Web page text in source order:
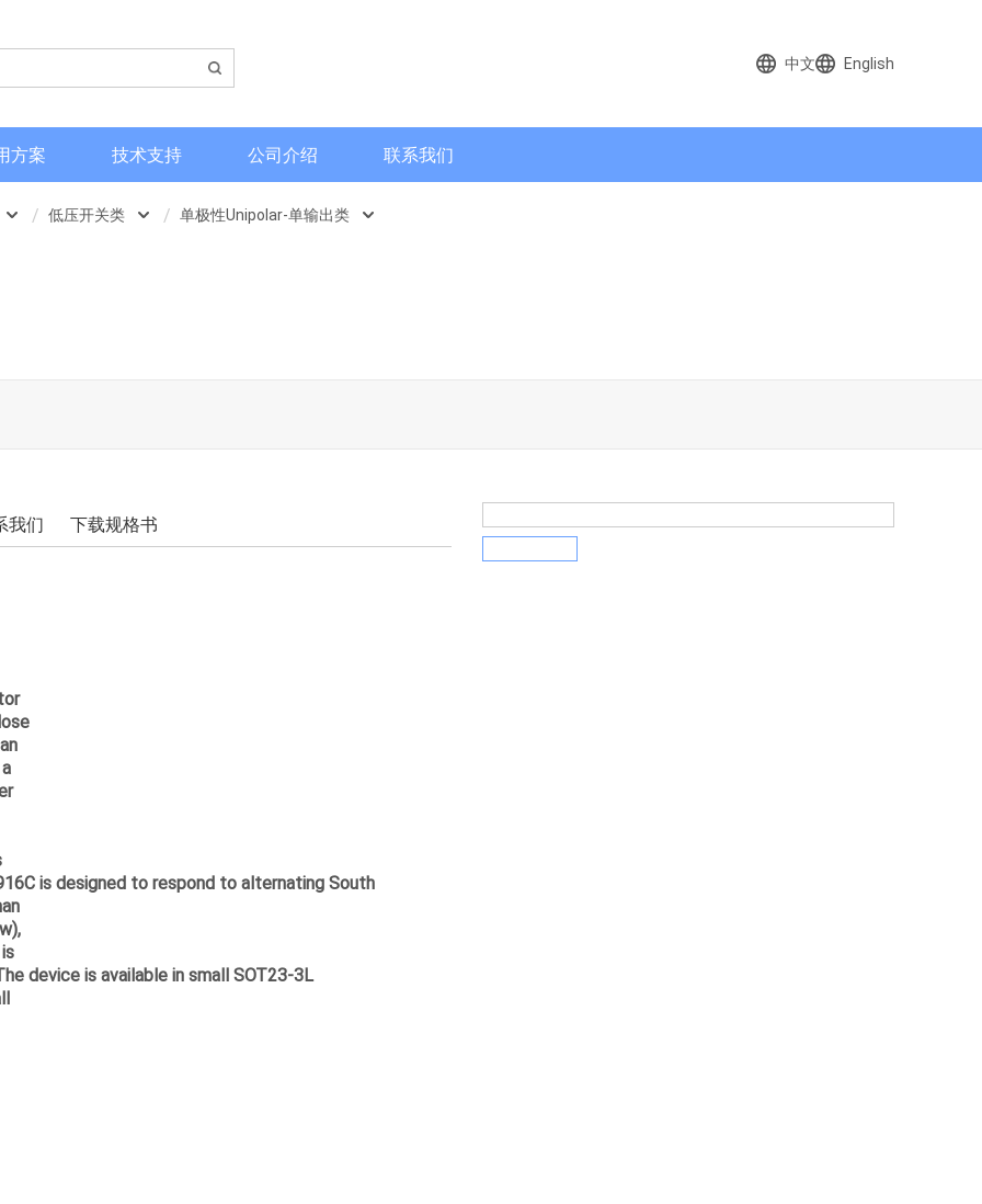
中文 English
方案 技术支持 公司介绍 联系我们
低压开关类 单极性Unipolar-单输出类
我们 下载规格书
is designed to respond to alternating South
device is available in small SOT23-3L